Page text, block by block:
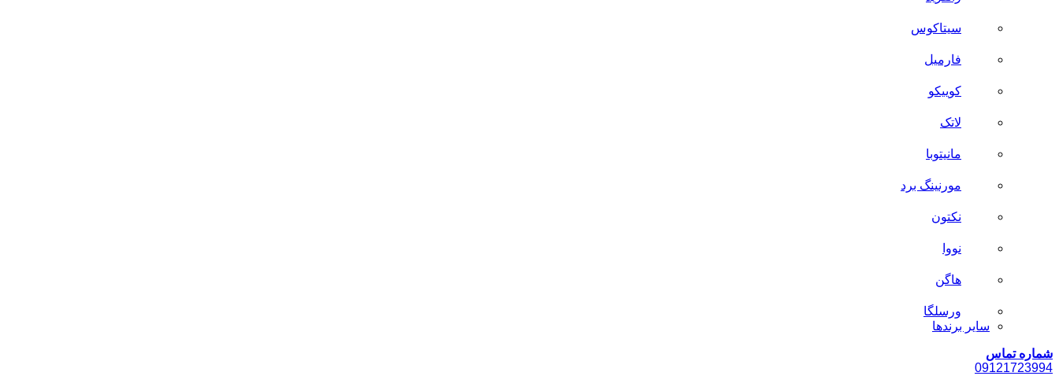
سیتاکوس
فارمیل
کوییکو
لاتک
مانیتوبا
مورنینگ برد
نکتون
نووا
هاگن
ورسلگا
سایر برند‌ها
شماره تماس
09121723994